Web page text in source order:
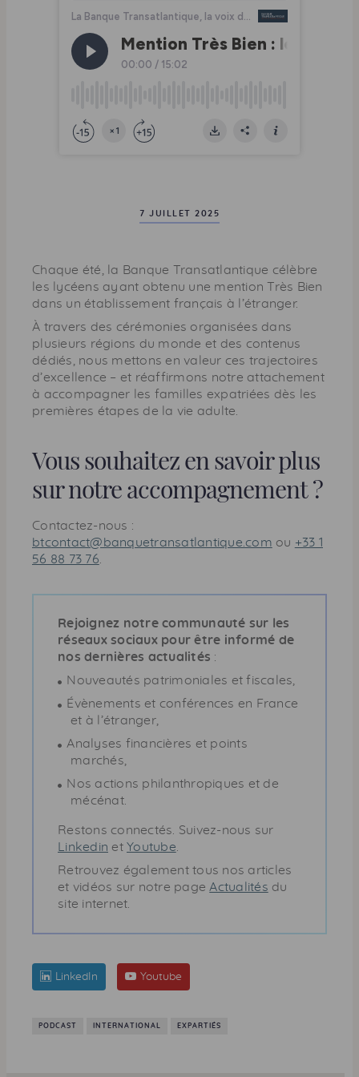
g
e
7 JUILLET 2025
Chaque été, la Banque Transatlantique célèbre
les lycéens ayant obtenu une mention Très Bien
dans un établissement français à l’étranger.
À travers des cérémonies organisées dans
plusieurs régions du monde et des contenus
dédiés, nous mettons en valeur ces trajectoires
d’excellence – et réaffirmons notre attachement
à accompagner les familles expatriées dès les
premières étapes de la vie adulte.
Vous souhaitez en savoir plus
sur notre accompagnement ?
Contactez-nous :
btcontact@banquetransatlantique.com ou +33 1
56 88 73 76
Rejoignez notre communauté sur les
réseaux sociaux pour être informé de
nos dernières actualités :
Nouveautés patrimoniales et fiscales,
Évènements et conférences en France
et à l’étranger,
Analyses financières et points
marchés,
Nos actions philanthropiques et de
mécénat.
Restons connectés. Suivez-nous sur
Linkedin et Youtube
Retrouvez également tous nos articles
et vidéos sur notre page Actualités du
site internet.
LinkedIn Youtube
PODCAST INTERNATIONAL EXPARTIÉS